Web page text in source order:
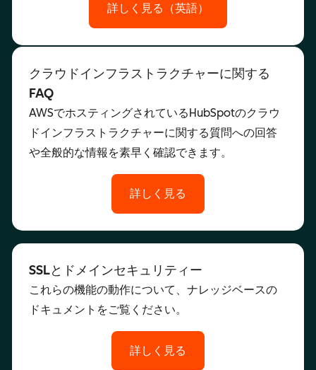
詳しく見る（英語）
クラウドインフラストラクチャーに関する
FAQ
AWSでホスティングされているHubSpotのクラウ
ドインフラストラクチャーに関する質問への回答
や全般的な情報を素早く確認できます。
詳しく見る
SSLとドメインセキュリティー
これらの機能の動作について、ナレッジベースの
ドキュメントをご覧ください。
詳しく見る